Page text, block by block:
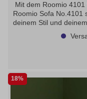
Mit dem Roomio
Roomio Sofa No.4101
deinem Stil und
gibt es mit
unterschiedlichen
stylische Accessoires
Sitzer Typ: 23002
Sitzkomfort
18%